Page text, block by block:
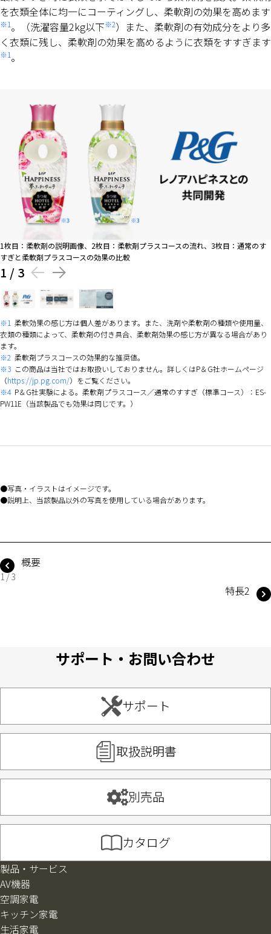
を衣類全体に均一にコーティングし、柔軟剤の効果を高めます
※1。（洗濯容量2kg以下※2）また、柔軟剤の有効成分をより多
く衣類に残し、柔軟剤の効果を高めるように衣類をすすぎます
※1。
1枚目：柔軟剤の説明画像、2枚目：柔軟剤プラスコースの流れ、3枚目：通常のす
すぎと柔軟剤プラスコースの効果の比較
1 / 3
※1 柔軟効果の感じ方は個人差があります。また、洗剤や柔軟剤の種類や使用量、
衣類の種類によって、柔軟剤の付き具合、柔軟剤効果の感じ方が異なる場合があり
ます。
※2 柔軟剤プラスコースの効果的な推奨値。
※3 この商品は当社ではお取扱いしておりません。詳しくはP＆G社ホームページ
（https://jp.pg.com/）をご覧ください。
※4 P＆G社実験による。柔軟剤プラスコース／通常のすすぎ（標準コース）：ES-
PW11E（当該製品でも効果は同じです。）
写真・イラストはイメージです。
説明上、当該製品以外の写真を使用している場合があります。
概要
1 / 3
特長2
サポート・お問い合わせ
サポート
取扱説明書
別売品
カタログ
製品・サービス
AV機器
空調家電
キッチン家電
生活家電